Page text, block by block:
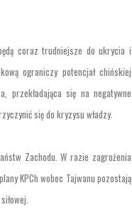
coraz trudniejsze do ukrycia i
ograniczy potencjał chińskiej
przekładająca się na negatywne
się do kryzysu władzy.
Zachodu. W razie zagrożenia
KPCh wobec Tajwanu pozostają